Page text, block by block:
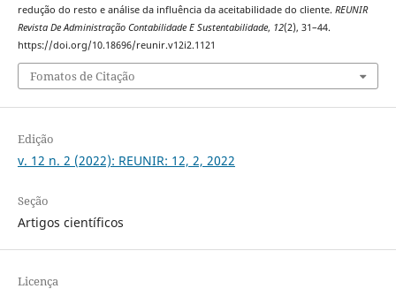
redução do resto e análise da influência da aceitabilidade do cliente. REUNIR
Revista De Administração Contabilidade E Sustentabilidade, 12(2), 31–44.
https://doi.org/10.18696/reunir.v12i2.1121
Fomatos de Citação
Edição
v. 12 n. 2 (2022): REUNIR: 12, 2, 2022
Seção
Artigos científicos
Licença